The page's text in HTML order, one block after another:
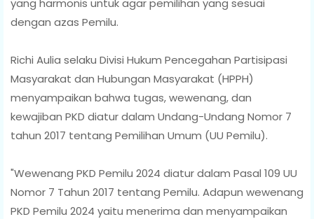
yang harmonis untuk agar pemilihan yang sesuai
dengan azas Pemilu.
Richi Aulia selaku Divisi Hukum Pencegahan Partisipasi
Masyarakat dan Hubungan Masyarakat (HPPH)
menyampaikan bahwa tugas, wewenang, dan
kewajiban PKD diatur dalam Undang-Undang Nomor 7
tahun 2017 tentang Pemilihan Umum (UU Pemilu).
"Wewenang PKD Pemilu 2024 diatur dalam Pasal 109 UU
Nomor 7 Tahun 2017 tentang Pemilu. Adapun wewenang
PKD Pemilu 2024 yaitu menerima dan menyampaikan